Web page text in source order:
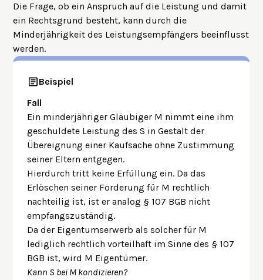
Die Frage, ob ein Anspruch auf die Leistung und damit
ein Rechtsgrund besteht, kann durch die
Minderjährigkeit des Leistungsempfängers beeinflusst
werden.
Beispiel
Fall
Ein minderjähriger Gläubiger M nimmt eine ihm
geschuldete Leistung des S in Gestalt der
Übereignung einer Kaufsache ohne Zustimmung
seiner Eltern entgegen.
Hierdurch tritt keine Erfüllung ein. Da das
Erlöschen seiner Forderung für M rechtlich
nachteilig ist, ist er analog § 107 BGB nicht
empfangszuständig.
Da der Eigentumserwerb als solcher für M
lediglich rechtlich vorteilhaft im Sinne des § 107
BGB ist, wird M Eigentümer.
Kann S bei M kondizieren?